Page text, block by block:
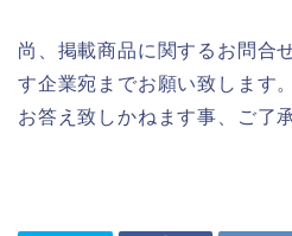
尚、掲載商品に関するお問合
す企業宛までお願い致します
お答え致しかねます事、ご了